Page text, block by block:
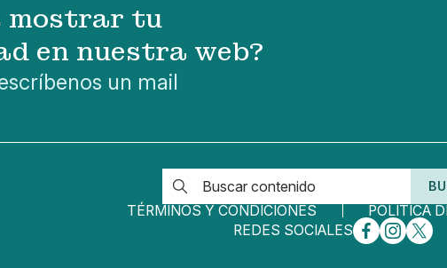
mostrar tu
en nuestra web?
un mail
TÉRMINOS Y CONDICIONES
POLÍTICA
REDES SOCIALES